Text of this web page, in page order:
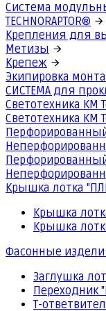
Система
TECHNORAPTOR®
Крепления для
Метизы
Крепеж
Экипировка
СИСТЕМА для
Светотехника КМ
Светотехника КМ
Крышка лотка
Крышка
Крышка
Фасонные
Заглушка
Переходник
Т-